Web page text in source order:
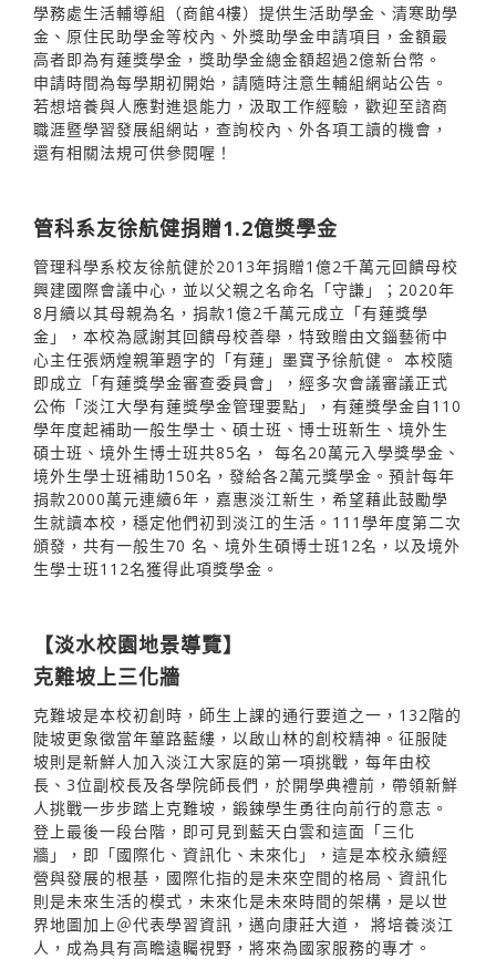
學務處生活輔導組（商館4樓）提供生活助學金、清寒助學
金、原住民助學金等校內、外獎助學金申請項目，金額最
高者即為有蓮獎學金，獎助學金總金額超過2億新台幣。
申請時間為每學期初開始，請隨時注意生輔組網站公告。
若想培養與人應對進退能力，汲取工作經驗，歡迎至諮商
職涯暨學習發展組網站，查詢校內、外各項工讀的機會，
還有相關法規可供參閱喔！
管科系友徐航健捐贈1.2億獎學金
管理科學系校友徐航健於2013年捐贈1億2千萬元回饋母校
興建國際會議中心，並以父親之名命名「守謙」；2020年
8月續以其母親為名，捐款1億2千萬元成立「有蓮獎學
金」，本校為感謝其回饋母校善舉，特致贈由文錙藝術中
心主任張炳煌親筆題字的「有蓮」墨寶予徐航健。 本校隨
即成立「有蓮獎學金審查委員會」，經多次會議審議正式
公佈「淡江大學有蓮獎學金管理要點」，有蓮獎學金自110
學年度起補助一般生學士、碩士班、博士班新生、境外生
碩士班、境外生博士班共85名， 每名20萬元入學獎學金、
境外生學士班補助150名，發給各2萬元獎學金。預計每年
捐款2000萬元連續6年，嘉惠淡江新生，希望藉此鼓勵學
生就讀本校，穩定他們初到淡江的生活。111學年度第二次
頒發，共有一般生70 名、境外生碩博士班12名，以及境外
生學士班112名獲得此項獎學金。
【淡水校園地景導覽】
克難坡上三化牆
克難坡是本校初創時，師生上課的通行要道之一，132階的
陡坡更象徵當年蓽路藍縷，以啟山林的創校精神。征服陡
坡則是新鮮人加入淡江大家庭的第一項挑戰，每年由校
長、3位副校長及各學院師長們，於開學典禮前，帶領新鮮
人挑戰一步步踏上克難坡，鍛鍊學生勇往向前行的意志。
登上最後一段台階，即可見到藍天白雲和這面「三化
牆」，即「國際化、資訊化、未來化」，這是本校永續經
營與發展的根基，國際化指的是未來空間的格局、資訊化
則是未來生活的模式，未來化是未來時間的架構，是以世
界地圖加上＠代表學習資訊，邁向康莊大道， 將培養淡江
人，成為具有高瞻遠矚視野，將來為國家服務的專才。